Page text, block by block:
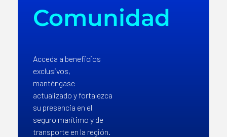
Comunidad
Acceda a beneficios
exclusivos,
manténgase
actualizado y fortalezca
su presencia en el
seguro marítimo y de
transporte en la región.